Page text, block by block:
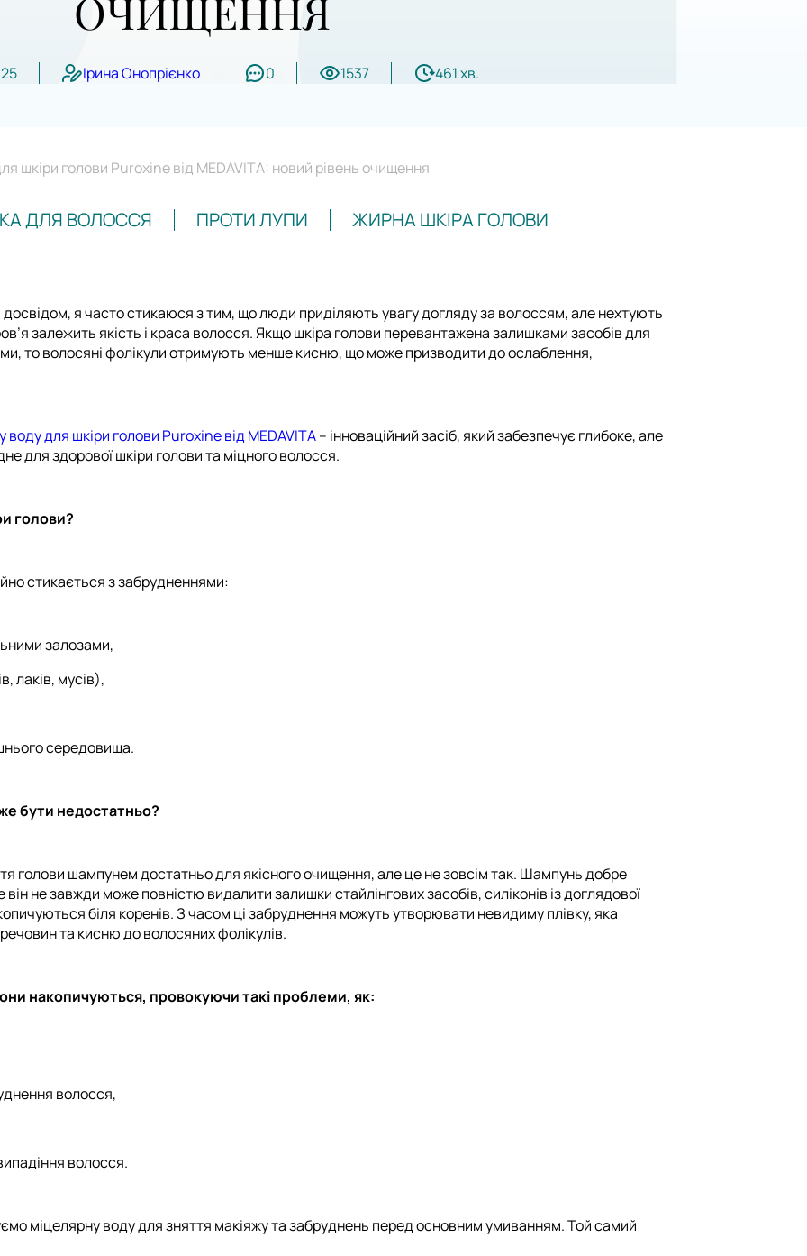
ОЧИЩЕННЯ
Ірина Онопрієнко 0 1537 461 хв.
шкіри голови Puroxine від MEDAVITA: новий рівень очищення
ДЛЯ ВОЛОССЯ ПРОТИ ЛУПИ ЖИРНА ШКІРА ГОЛОВИ
досвідом, я часто стикаюся з тим, що люди приділяють увагу догляду за волоссям, але нехтують
залежить якість і краса волосся. Якщо шкіра голови перевантажена залишками засобів для
то волосяні фолікули отримують менше кисню, що може призводити до ослаблення,
воду для шкіри голови Puroxine від MEDAVITA– інноваційний засіб, який забезпечує глибоке, але
для здорової шкіри голови та міцного волосся.
голови?
стикається з забрудненнями:
залозами,
лаків, мусів),
середовища.
бути недостатньо?
голови шампунем достатньо для якісного очищення, але це не зовсім так. Шампунь добре
не завжди може повністю видалити залишки стайлінгових засобів, силіконів із доглядової
біля коренів. З часом ці забруднення можуть утворювати невидиму плівку, яка
та кисню до волосяних фолікулів.
накопичуються, провокуючи такі проблеми, як:
волосся,
волосся.
міцелярну воду для зняття макіяжу та забруднень перед основним умиванням. Той самий